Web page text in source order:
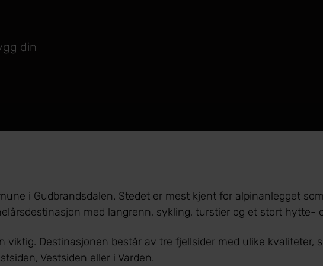
din
i Gudbrandsdalen. Stedet er mest kjent for alpinanlegget
med langrenn, sykling, turstier og et stort hytte-
viktig. Destinasjonen består av tre fjellsider med ulike kvaliteter,
Vestsiden eller i Varden.